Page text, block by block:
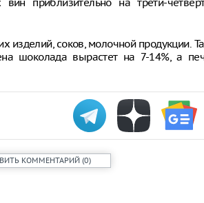
изделий, соков, молочной продукции.
шоколада вырастет на 7-14%, а
КОММЕНТАРИЙ (0)